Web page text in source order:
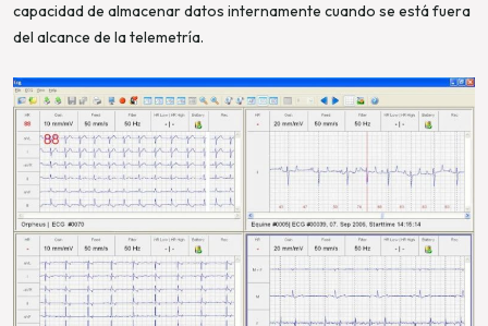
capacidad de almacenar datos internamente cuando se está fuera
del alcance de la telemetría.